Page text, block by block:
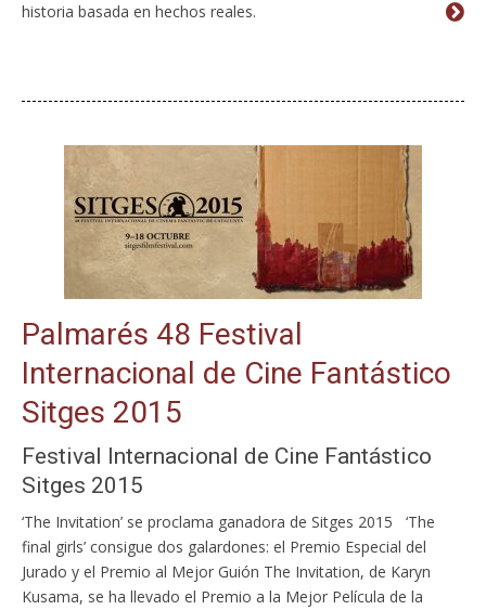
historia basada en hechos reales.
Palmarés 48 Festival
Internacional de Cine Fantástico
Sitges 2015
Festival Internacional de Cine Fantástico
Sitges 2015
‘The Invitation’ se proclama ganadora de Sitges 2015 ‘The
final girls’ consigue dos galardones: el Premio Especial del
Jurado y el Premio al Mejor Guión The Invitation, de Karyn
Kusama, se ha llevado el Premio a la Mejor Película de la